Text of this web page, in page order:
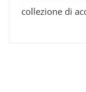
collezione di